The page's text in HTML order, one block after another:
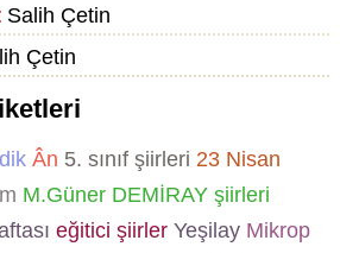
Salih Çetin
Çetin
Ân 5. sınıf şiirleri 23 Nisan
M.Güner DEMİRAY şiirleri
eğitici şiirler Yeşilay Mikrop